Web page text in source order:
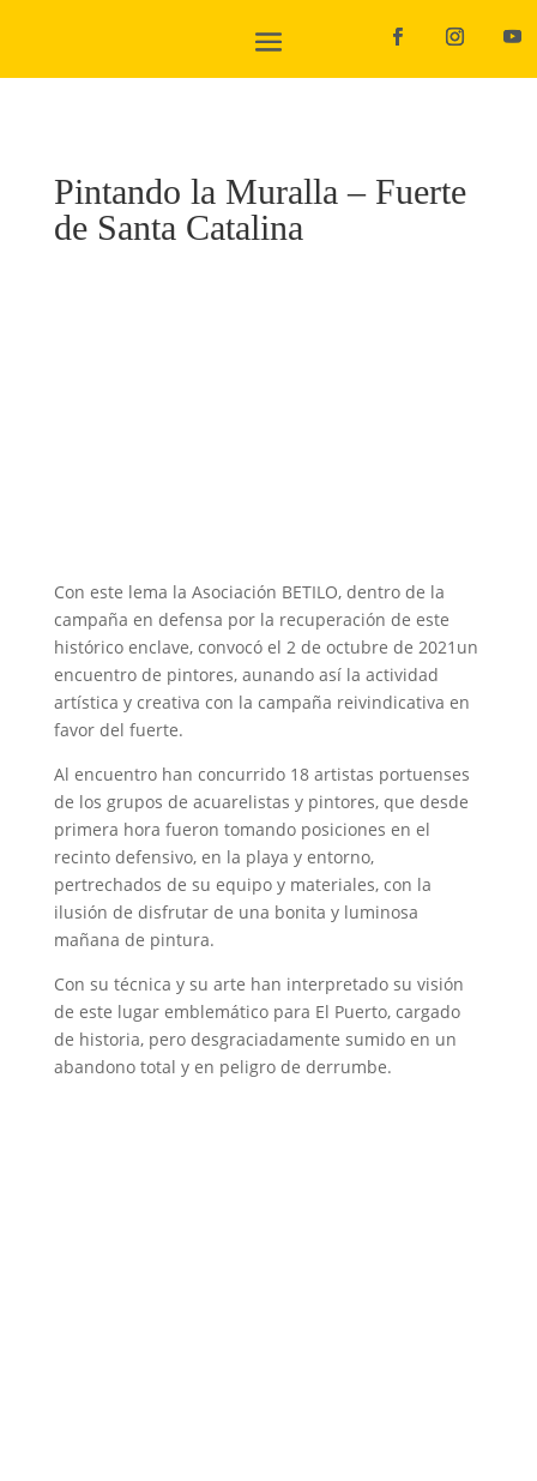
Pintando la Muralla – Fuerte
de Santa Catalina
Con este lema la Asociación BETILO, dentro de la
campaña en defensa por la recuperación de este
histórico enclave, convocó el 2 de octubre de 2021un
encuentro de pintores, aunando así la actividad
artística y creativa con la campaña reivindicativa en
favor del fuerte.
Al encuentro han concurrido 18 artistas portuenses
de los grupos de acuarelistas y pintores, que desde
primera hora fueron tomando posiciones en el
recinto defensivo, en la playa y entorno,
pertrechados de su equipo y materiales, con la
ilusión de disfrutar de una bonita y luminosa
mañana de pintura.
Con su técnica y su arte han interpretado su visión
de este lugar emblemático para El Puerto, cargado
de historia, pero desgraciadamente sumido en un
abandono total y en peligro de derrumbe.